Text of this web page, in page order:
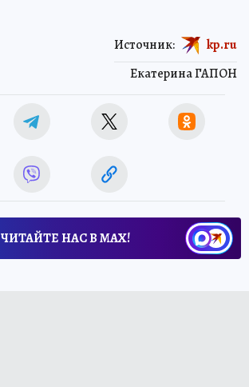
Екатерина ГАПОН
Источник: kp.ru
ЧИТАЙТЕ НАС В МАХ!